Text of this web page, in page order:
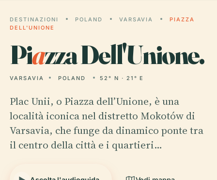
DESTINAZIONI POLAND VARSAVIA
PIAZZA
DELL'UNIONE
Piazza Dell'Unione.
VARSAVIA POLAND 52° N · 21° E
Plac Unii, o Piazza dell’Unione, è una
località iconica nel distretto Mokotów di
Varsavia, che funge da dinamico ponte tra
il centro della città e i quartieri…